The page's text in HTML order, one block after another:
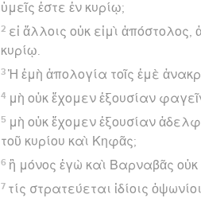
ὑμεῖς ἐστε ἐν κυρίῳ;
2 εἰ ἄλλοις οὐκ εἰμὶ
κυρίῳ.
3 Ἡ ἐμὴ ἀπολογία τοῖς ἐμὲ
4 μὴ οὐκ ἔχομεν ἐξουσίαν
5 μὴ οὐκ ἔχομεν ἐξουσίαν
τοῦ κυρίου καὶ Κηφᾶς;
6 ἢ μόνος ἐγὼ καὶ Βαρναβᾶς
7 τίς στρατεύεται ἰδίοις